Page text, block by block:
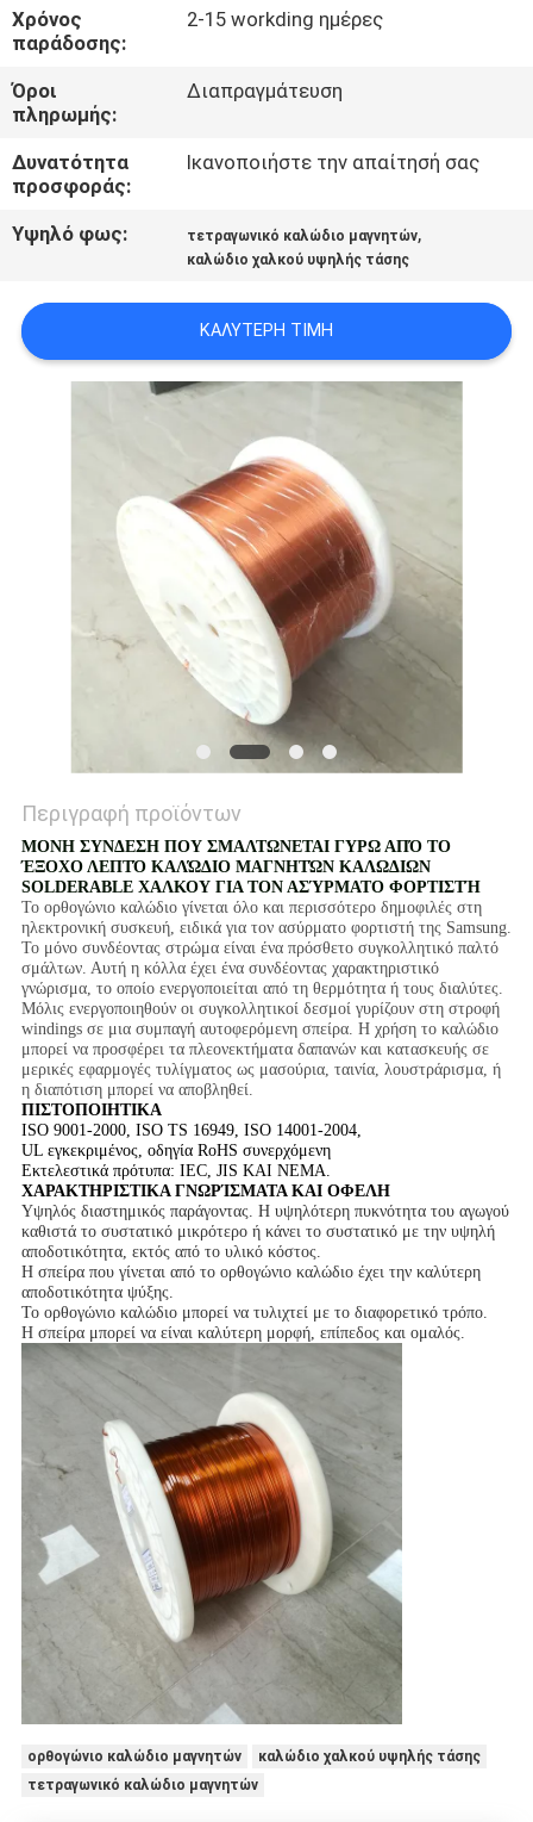
ΜΕ
ΕΙΔΉΣΕΙΣ
ΖΗΤΉΣΤΕ
ΈΝΑ
ΑΠΌΣΠΑΣΜΑ
SITEMAP
Χρόνος
παράδοσης:
2-15 workding ημέρες
Όροι
πληρωμής:
Διαπραγμάτευση
Δυνατότητα
προσφοράς:
Ικανοποιήστε την απαίτησή σας
Υψηλό φως: τετραγωνικό καλώδιο μαγνητών,
καλώδιο χαλκού υψηλής τάσης
ΚΑΛΎΤΕΡΗ ΤΙΜΉ
Περιγραφή προϊόντων
ΜΟΝΗ ΣΥΝΔΕΣΗ ΠΟΥ ΣΜΑΛΤΩΝΕΤΑΙ ΓΥΡΩ ΑΠΌ ΤΟ
ΈΞΟΧΟ ΛΕΠΤΌ ΚΑΛΏΔΙΟ ΜΑΓΝΗΤΏΝ ΚΑΛΩΔΙΩΝ
SOLDERABLE ΧΑΛΚΟΥ ΓΙΑ ΤΟΝ ΑΣΎΡΜΑΤΟ ΦΟΡΤΙΣΤΉ
Το ορθογώνιο καλώδιο γίνεται όλο και περισσότερο δημοφιλές στη
ηλεκτρονική συσκευή, ειδικά για τον ασύρματο φορτιστή της Samsung.
Το μόνο συνδέοντας στρώμα είναι ένα πρόσθετο συγκολλητικό παλτό
σμάλτων. Αυτή η κόλλα έχει ένα συνδέοντας χαρακτηριστικό
γνώρισμα, το οποίο ενεργοποιείται από τη θερμότητα ή τους διαλύτες.
Μόλις ενεργοποιηθούν οι συγκολλητικοί δεσμοί γυρίζουν στη στροφή
windings σε μια συμπαγή αυτοφερόμενη σπείρα. Η χρήση το καλώδιο
μπορεί να προσφέρει τα πλεονεκτήματα δαπανών και κατασκευής σε
μερικές εφαρμογές τυλίγματος ως μασούρια, ταινία, λουστράρισμα, ή
η διαπότιση μπορεί να αποβληθεί.
ΠΙΣΤΟΠΟΙΗΤΙΚΑ
ISO 9001-2000, ISO TS 16949, ISO 14001-2004,
UL εγκεκριμένος, οδηγία RoHS συνερχόμενη
Εκτελεστικά πρότυπα: IEC, JIS ΚΑΙ NEMA.
ΧΑΡΑΚΤΗΡΙΣΤΙΚΑ ΓΝΩΡΊΣΜΑΤΑ ΚΑΙ ΟΦΕΛΗ
Υψηλός διαστημικός παράγοντας. Η υψηλότερη πυκνότητα του αγωγού
καθιστά το συστατικό μικρότερο ή κάνει το συστατικό με την υψηλή
αποδοτικότητα, εκτός από το υλικό κόστος.
Η σπείρα που γίνεται από το ορθογώνιο καλώδιο έχει την καλύτερη
αποδοτικότητα ψύξης.
Το ορθογώνιο καλώδιο μπορεί να τυλιχτεί με το διαφορετικό τρόπο.
Η σπείρα μπορεί να είναι καλύτερη μορφή, επίπεδος και ομαλός.
ορθογώνιο καλώδιο μαγνητών
καλώδιο χαλκού υψηλής τάσης
τετραγωνικό καλώδιο μαγνητών